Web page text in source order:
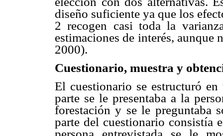
diseño suficiente ya que los
2 recogen casi toda la
estimaciones de interés,
2000).
Cuestionario, muestra y
El cuestionario se estructuró
parte se le presentaba a la
forestación y se le preguntaba
parte del cuestionario consistía